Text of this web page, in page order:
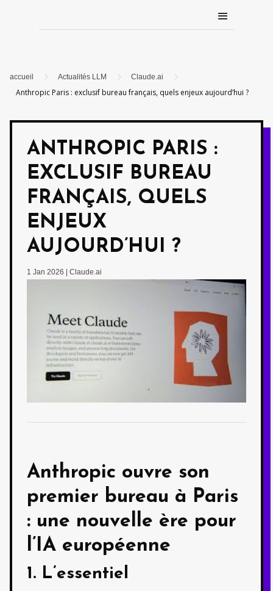
accueil 5 Actualités LLM 5 Claude.ai 5
Anthropic Paris : exclusif bureau français, quels enjeux aujourd’hui ?
ANTHROPIC PARIS :
EXCLUSIF BUREAU
FRANÇAIS, QUELS
ENJEUX
AUJOURD’HUI ?
1 Jan 2026 Claude.ai
Anthropic ouvre son
premier bureau à Paris
: une nouvelle ère pour
l’IA européenne
1. L’essentiel